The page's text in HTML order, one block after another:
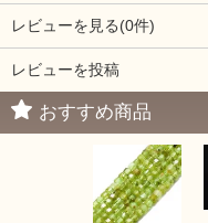
レビューを見る(0件)
レビューを投稿
おすすめ商品